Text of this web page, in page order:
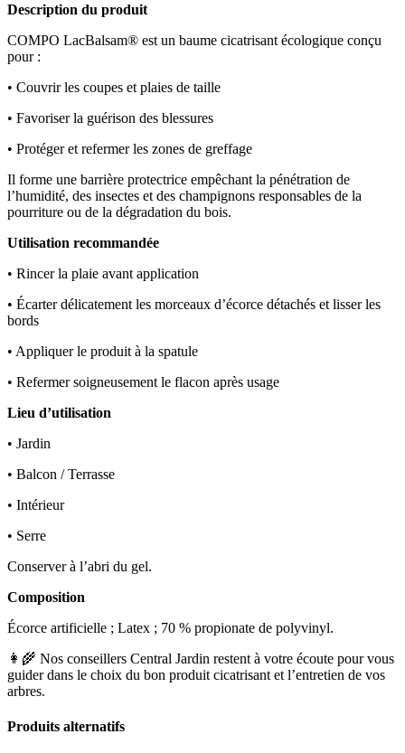
Description du produit
COMPO LacBalsam® est un baume cicatrisant écologique conçu
pour :
• Couvrir les coupes et plaies de taille
• Favoriser la guérison des blessures
• Protéger et refermer les zones de greffage
Il forme une barrière protectrice empêchant la pénétration de
l’humidité, des insectes et des champignons responsables de la
pourriture ou de la dégradation du bois.
Utilisation recommandée
• Rincer la plaie avant application
• Écarter délicatement les morceaux d’écorce détachés et lisser les
bords
• Appliquer le produit à la spatule
• Refermer soigneusement le flacon après usage
Lieu d’utilisation
• Jardin
• Balcon / Terrasse
• Intérieur
• Serre
Conserver à l’abri du gel.
Composition
Écorce artificielle ; Latex ; 70 % propionate de polyvinyl.
👩‍🌾 Nos conseillers Central Jardin restent à votre écoute pour vous
guider dans le choix du bon produit cicatrisant et l’entretien de vos
arbres.
Produits alternatifs